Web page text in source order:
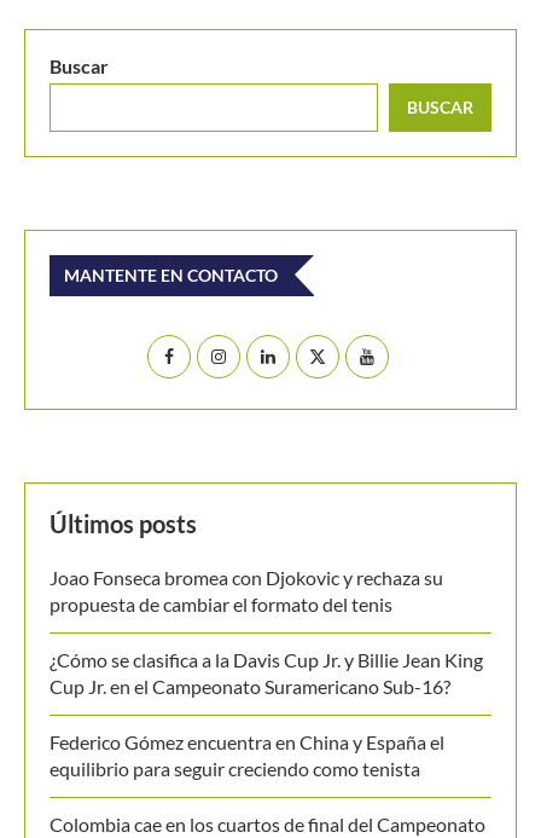
BUSCAR
propuesta de cambiar el formato del tenis
¿Cómo se clasifica a la Davis Cup Jr. y Billie Jean King
Cup Jr. en el Campeonato Suramericano Sub-16?
Federico Gómez encuentra en China y España el
equilibrio para seguir creciendo como tenista
Colombia cae en los cuartos de final del Campeonato
Mundial Sub-14 de Tenis